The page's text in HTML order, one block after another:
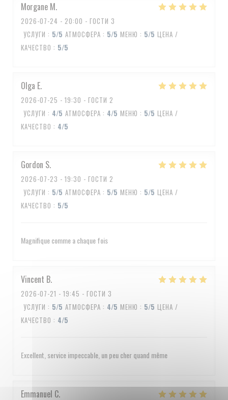
Morgane M
2026-07-24 - 20:00 - ГОСТИ 3
УСЛУГИ : 5/5 АТМОСФЕРА : 5/5 МЕНЮ : 5/5 ЦЕНА /
КАЧЕСТВО : 5/5
Olga E
2026-07-25 - 19:30 - ГОСТИ 2
УСЛУГИ : 4/5 АТМОСФЕРА : 4/5 МЕНЮ : 5/5 ЦЕНА /
КАЧЕСТВО : 4/5
Gordon S
2026-07-23 - 19:30 - ГОСТИ 2
УСЛУГИ : 5/5 АТМОСФЕРА : 5/5 МЕНЮ : 5/5 ЦЕНА /
КАЧЕСТВО : 5/5
Magnifique comme a chaque fois
Vincent B
2026-07-21 - 19:45 - ГОСТИ 3
УСЛУГИ : 5/5 АТМОСФЕРА : 4/5 МЕНЮ : 5/5 ЦЕНА /
КАЧЕСТВО : 4/5
Excellent, service impeccable, un peu cher quand même
Emmanuel C